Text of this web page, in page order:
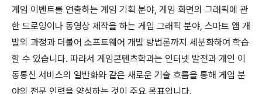
게임 이벤트를 연출하는 게임 기획 분야, 게임 화면의 그래픽에 관
한 드로잉이나 동영상 제작을 하는 게임 그래픽 분야, 스마트 앱 개
발의 과정과 더불어 소프트웨어 개발 방법론까지 세분화하여 학습
할 수 있습니다. 따라서 게임콘텐츠학과는 인터넷 발전과 개인 이
동통신 서비스의 일반화와 같은 새로운 기술 흐름을 통해 게임 분
야의 전문 인력을 양성하는 것이 주요 목표입니다.